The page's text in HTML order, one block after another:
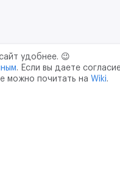
удобнее. 😉
. Если вы даете
можно почитать на Wiki.